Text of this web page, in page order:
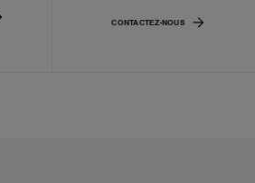
CONTACTEZ-NOUS